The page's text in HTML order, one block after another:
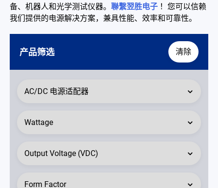
备、机器人和光学测试仪器。 聯繫翌胜电子 ！您可以信赖
我们提供的电源解决方案，兼具性能、效率和可靠性。
产品筛选 清除
联络我们
简体中文 繁體中文